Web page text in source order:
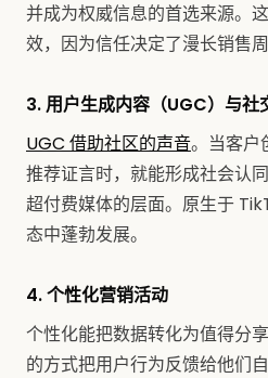
并成为权威信息的首选来源。
效，因为信任决定了漫长销售周
3. 用户生成内容（UGC）与社
UGC 借助社区的声音。当客户
推荐证言时，就能形成社会认
超付费媒体的层面。原生于
态中蓬勃发展。
4. 个性化营销活动
个性化能把数据转化为值得分
的方式把用户行为反馈给他们